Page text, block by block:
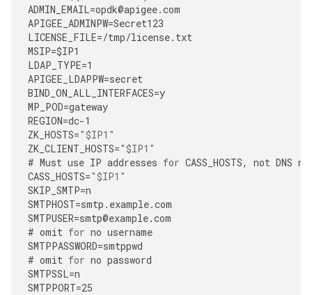
ADMIN_EMAIL=opdk@apigee.com
APIGEE_ADMINPW=Secret123
LICENSE_FILE=/tmp/license.txt
MSIP=$IP1
LDAP_TYPE=1
APIGEE_LDAPPW=secret
BIND_ON_ALL_INTERFACES=y
MP_POD=gateway
REGION=dc-1
ZK_HOSTS="$IP1"
ZK_CLIENT_HOSTS="$IP1"
# Must use IP addresses for CASS_HOSTS, not DNS
CASS_HOSTS="$IP1"
SKIP_SMTP=n
SMTPHOST=smtp . example.com
SMTPUSER=smtp@example.com
# omit for no username
SMTPPASSWORD=smtppwd
# omit for no password
SMTPSSL=n
SMTPPORT=25